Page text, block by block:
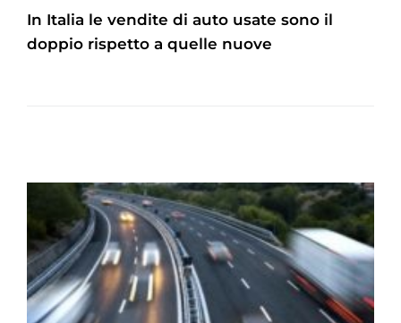
In Italia le vendite di auto usate sono il
doppio rispetto a quelle nuove